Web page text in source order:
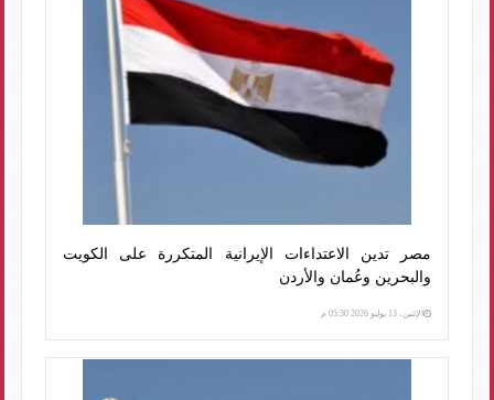
مصر تدين الاعتداءات الإيرانية المتكررة على الكويت
والبحرين وعُمان والأردن
الإثنين، 13 يوليو 2026 05:30 م